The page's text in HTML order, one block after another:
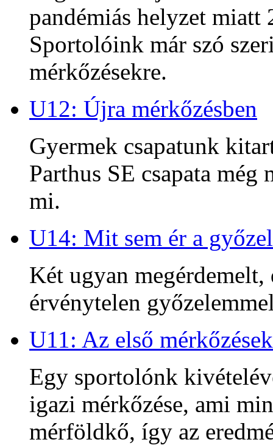
pandémiás helyzet
Sportolóink már szó
mérkőzésekre.
U12: Újra mérkőzésben
Gyermek csapatunk
Parthus SE csapata
mi.
U14: Mit sem ér a
Két ugyan
érvénytelen
U11: Az első mérkőzések
Egy sportolónk
igazi mérkőzése, ami
mérföldkő, így az